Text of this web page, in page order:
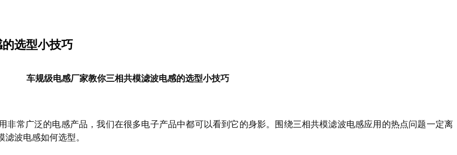
选型小技巧
车规级电感厂家教你三相共模滤波电感的选型小技巧
非常广泛的电感产品，我们在很多电子产品中都可以看到它的身影。围绕三相共模滤波电感应用的热点问题一定离
波电感如何选型。